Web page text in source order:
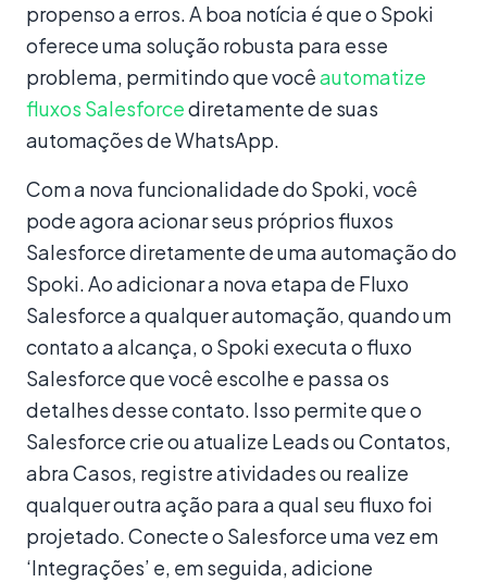
propenso a erros. A boa notícia é que o Spoki
oferece uma solução robusta para esse
problema, permitindo que vocêautomatize
fluxos Salesforcediretamente de suas
automações de WhatsApp.
Com a nova funcionalidade do Spoki, você
pode agora acionar seus próprios fluxos
Salesforce diretamente de uma automação do
Spoki. Ao adicionar a nova etapa de Fluxo
Salesforce a qualquer automação, quando um
contato a alcança, o Spoki executa o fluxo
Salesforce que você escolhe e passa os
detalhes desse contato. Isso permite que o
Salesforce crie ou atualize Leads ou Contatos,
abra Casos, registre atividades ou realize
qualquer outra ação para a qual seu fluxo foi
projetado. Conecte o Salesforce uma vez em
‘Integrações’ e, em seguida, adicione